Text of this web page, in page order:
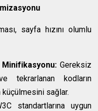
sayfa hızını olumlu
Gereksiz
tekrarlanan kodların
küçülmesini sağlar.
standartlarına uygun